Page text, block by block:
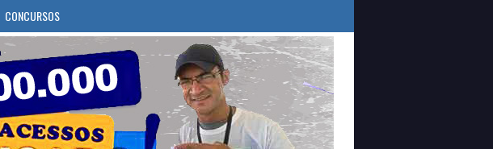
CONCURSOS